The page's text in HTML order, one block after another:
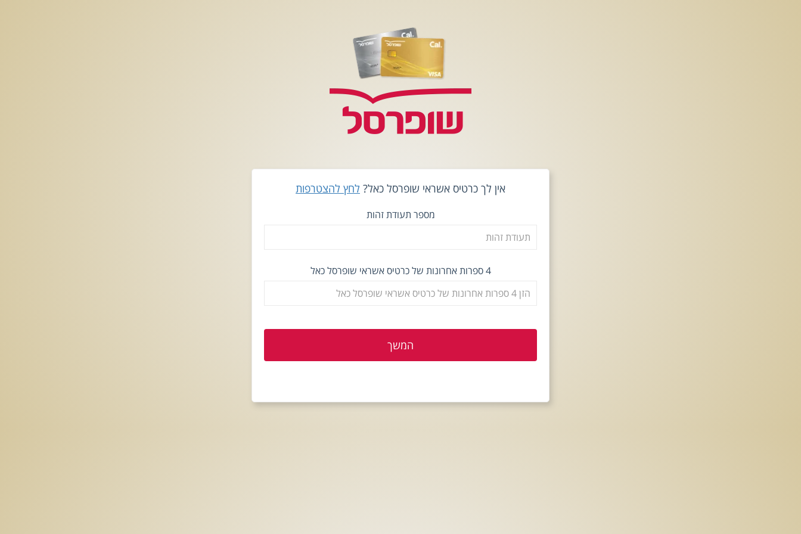
אין לך כרטיס אשראי שופרסל כאל? לחץ להצטרפות
מספר תעודת זהות
4 ספרות אחרונות של כרטיס אשראי שופרסל כאל
המשך